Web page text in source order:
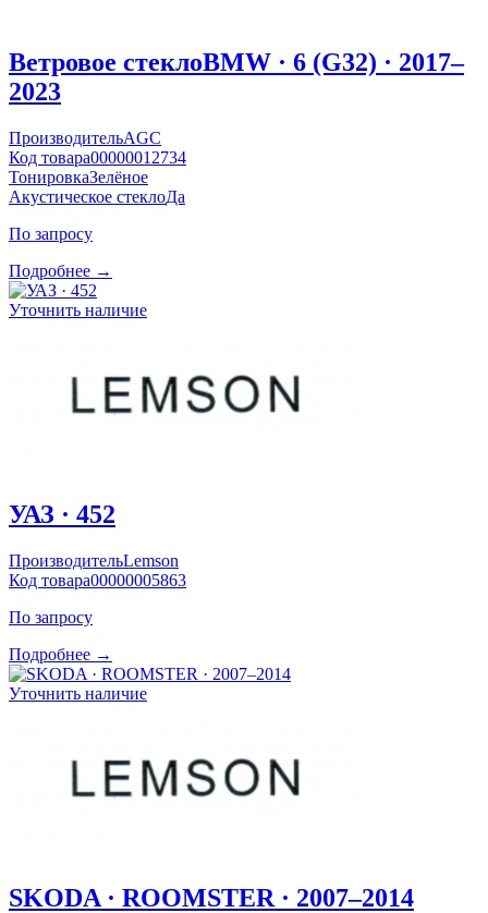
Ветровое стеклоBMW · 6 (G32) · 2017–
2023
ПроизводительAGC
Код товара00000012734
ТонировкаЗелёное
Акустическое стеклоДа
По запросу
Подробнее →
Уточнить наличие
УАЗ · 452
ПроизводительLemson
Код товара00000005863
По запросу
Подробнее →
Уточнить наличие
SKODA · ROOMSTER · 2007–2014